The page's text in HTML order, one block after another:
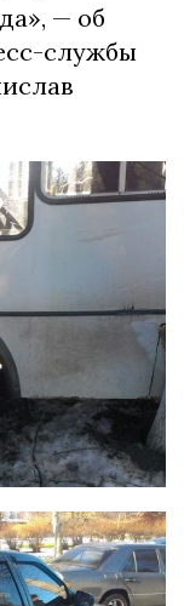
— об
службы